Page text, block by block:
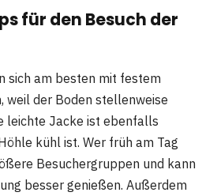
für den Besuch der
sich am besten mit festem
weil der Boden stellenweise
leichte Jacke ist ebenfalls
kühl ist. Wer früh am Tag
Besuchergruppen und kann
besser genießen. Außerdem